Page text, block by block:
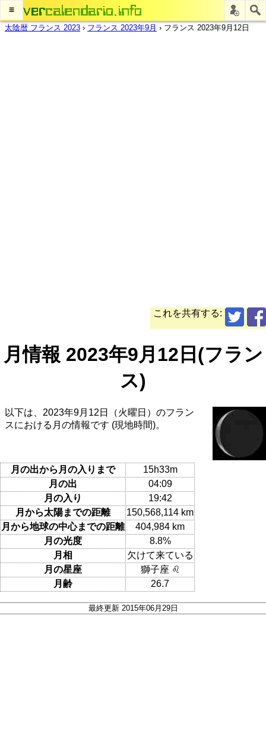
≡
太陰暦 フランス 2023 › フランス 2023年9月 › フランス 2023年9月12日
これを共有する:
月情報 2023年9月12日(フラン
ス)
以下は、2023年9月12日（火曜日）のフラン
スにおける月の情報です (現地時間)。
月の出から月の入りまで
15h33m
月の出
04:09
月の入り
19:42
月から太陽までの距離
150,568,114 km
月から地球の中心までの距離
404,984 km
月の光度
8.8%
月相
欠けて来ている
月の星座
獅子座 ♌
月齢
26.7
最終更新 2015年06月29日